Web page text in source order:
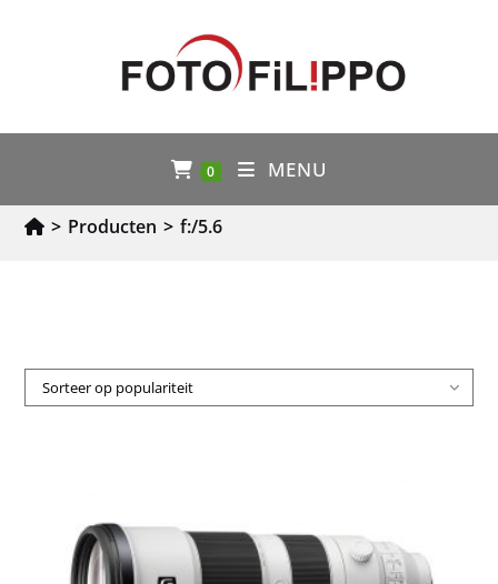
0 MENU
> Producten > f:/5.6
Sorteer op populariteit